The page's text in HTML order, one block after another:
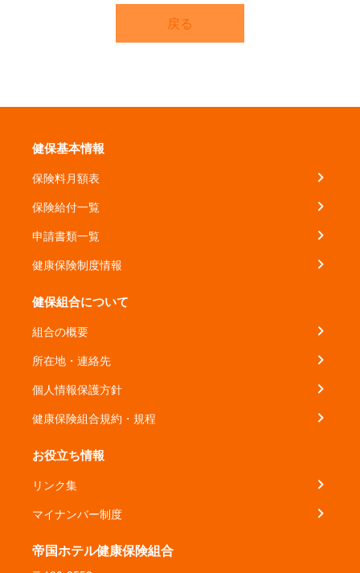
戻る
健保基本情報
保険料月額表
保険給付一覧
申請書類一覧
健康保険制度情報
健保組合について
組合の概要
所在地・連絡先
個人情報保護方針
健康保険組合規約・規程
お役立ち情報
リンク集
マイナンバー制度
帝国ホテル健康保険組合